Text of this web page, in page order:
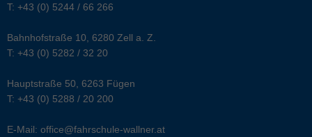
T: +43 (0) 5244 / 66 266
Bahnhofstraße 10, 6280 Zell a. Z.
T: +43 (0) 5282 / 32 20
Hauptstraße 50, 6263 Fügen
T: +43 (0) 5288 / 20 200
E-Mail: office@fahrschule-wallner.at